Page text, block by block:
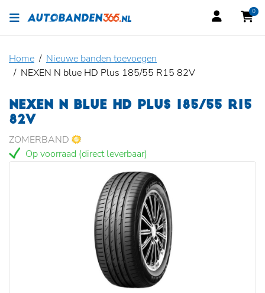
0
Home
Nieuwe banden toevoegen
NEXEN N blue HD Plus 185/55 R15 82V
NEXEN N BLUE HD PLUS 185/55 R15
82V
ZOMERBAND
Op voorraad (direct leverbaar)